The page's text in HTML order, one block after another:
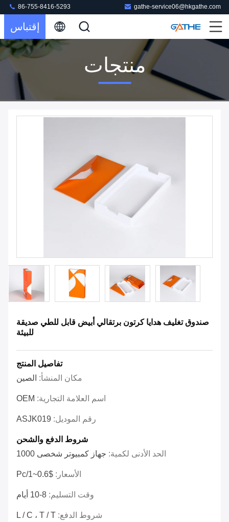
gathe-service06@hkgathe.com
86-755-8416-5293
إقتباس
منتجات
صندوق تغليف هدايا كرتون برتقالي أبيض قابل للطي صديقة
للبيئة
تفاصيل المنتج
مكان المنشأ: الصين
اسم العلامة التجارية: OEM
رقم الموديل: ASJK019
شروط الدفع والشحن
الحد الأدنى لكمية: جهاز كمبيوتر شخصى 1000
الأسعار: $0.6~1/pc
وقت التسليم: 8-10 أيام
شروط الدفع: L / C ، T / T